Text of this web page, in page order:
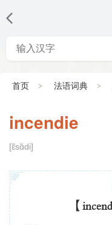
首页 法语词典
incendie
[ɛ̃sɑ̃di]